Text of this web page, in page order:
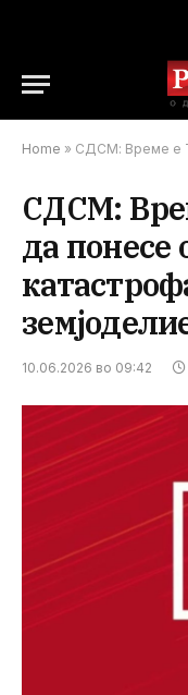
Home » СДСМ: Време е Трипуновски
СДСМ:
да понесе
10.06.2026 во 09:42